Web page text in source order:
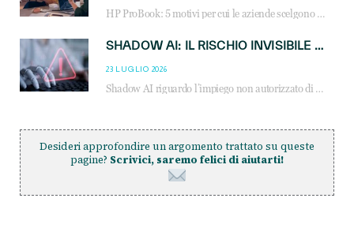
HP ProBook: 5 motivi per cui le aziende scelgono i notebook business HP per migliorare produttività, sicurezza e gestione dell’AI.
SHADOW AI: IL RISCHIO INVISIBILE CHE LE AZIENDE POSSONO GOVERNARE
23 LUGLIO 2026
Shadow AI riguardo l’impiego non autorizzato di sistemi AI all’interno dell’azienda. E’ una pratica che si diffonde a partire dai dipendenti fino ai dirigenti e mette a repentaglio la cybersecurity, con costi più elevati per le organizzazioni. Due recenti report illustrano il fenomeno e forniscono dati in merito
Desideri approfondire un argomento trattato su queste
pagine? Scrivici, saremo felici di aiutarti!